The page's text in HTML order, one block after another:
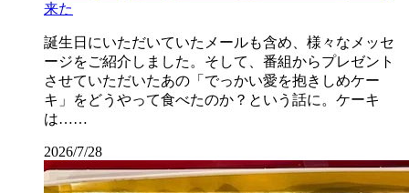
来た
誕生日にいただいていたメールも含め、様々なメッセ
ージをご紹介しました。そして、番組からプレゼント
させていただいたあの「でっかい愛を抱きしめケー
キ」をどうやって食べたのか？という話に。ケーキ
は……
2026/7/28